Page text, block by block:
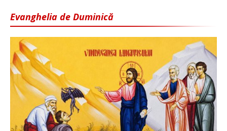
Evanghelia de Duminică